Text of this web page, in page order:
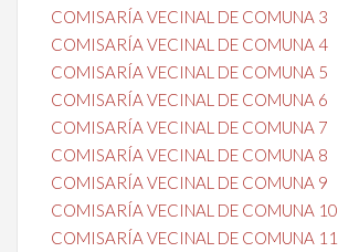
COMISARÍA VECINAL DE COMUNA 3
COMISARÍA VECINAL DE COMUNA 4
COMISARÍA VECINAL DE COMUNA 5
COMISARÍA VECINAL DE COMUNA 6
COMISARÍA VECINAL DE COMUNA 7
COMISARÍA VECINAL DE COMUNA 8
COMISARÍA VECINAL DE COMUNA 9
COMISARÍA VECINAL DE COMUNA 10
COMISARÍA VECINAL DE COMUNA 11